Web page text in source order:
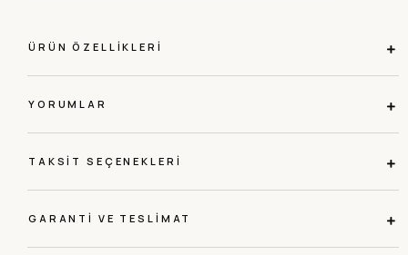
ÜRÜN ÖZELLIKLERI
YORUMLAR
TAKSIT SEÇENEKLERI
GARANTI VE TESLIMAT